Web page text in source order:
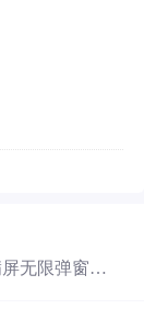
无限弹窗效